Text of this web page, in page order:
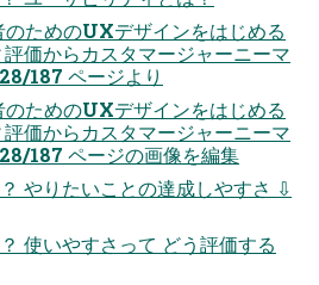
ためのUXデザインをはじめる
価からカスタマージャーニーマ
187 ページより
ためのUXデザインをはじめる
価からカスタマージャーニーマ
187 ページの画像を編集
やりたいことの達成しやすさ ⇩
使いやすさって どう評価する